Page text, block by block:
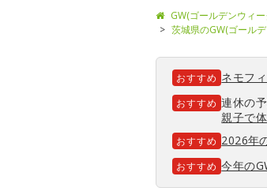
GW(ゴールデンウィ
茨城県のGW(ゴール
おすすめ ネモフ
おすすめ 連休の
親子で
おすすめ 2026年
おすすめ 今年の